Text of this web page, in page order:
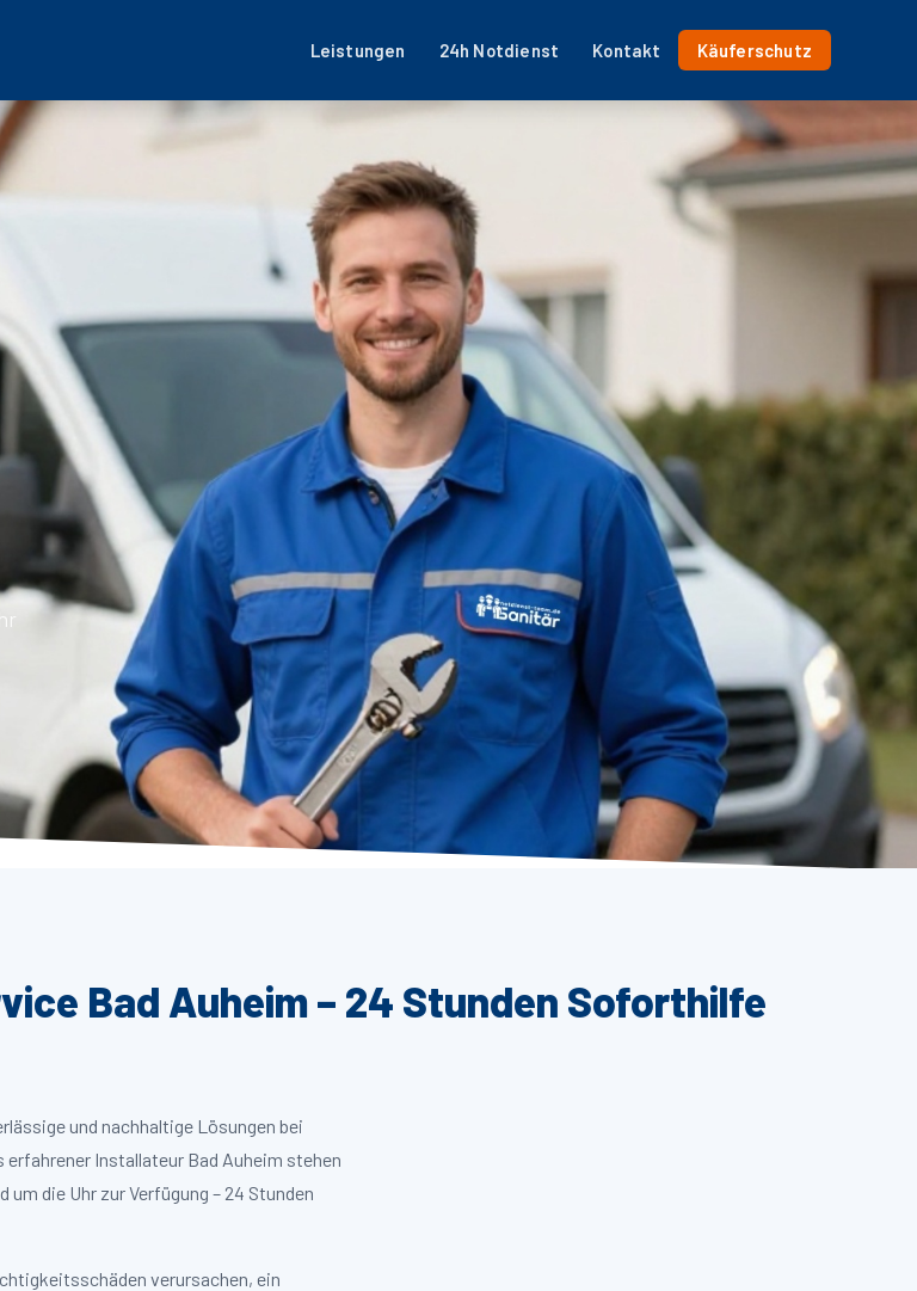
Leistungen 24h Notdienst Kontakt Käuferschutz
Bad Auheim – 24 Stunden Soforthilfe
und nachhaltige Lösungen bei
Installateur Bad Auheim stehen
die Uhr zur Verfügung – 24 Stunden
verursachen, ein